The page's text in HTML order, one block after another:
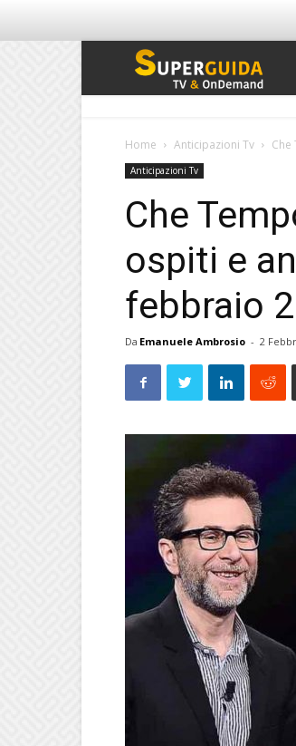
Home Anticipazioni Tv Che
Anticipazioni Tv
Che
ospiti e
febbraio
Da Emanuele Ambrosio - 2